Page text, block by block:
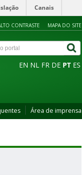
Canais
CONTRASTE MAPA DO SITE
EN NL FR DE PT ES
Área de imprensa